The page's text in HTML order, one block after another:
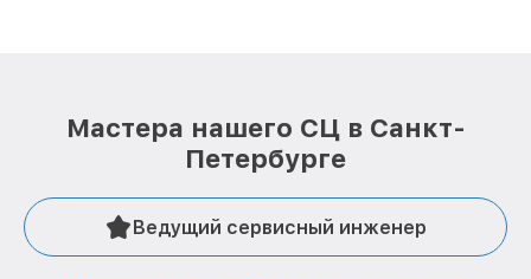
Мастера нашего СЦ в Санкт-
Петербурге
Ведущий сервисный инженер